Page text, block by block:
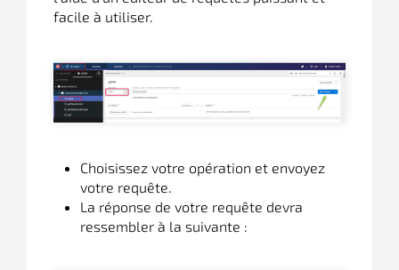
facile à utiliser.
Choisissez votre opération et envoyez
votre requête.
La réponse de votre requête devra
ressembler à la suivante :